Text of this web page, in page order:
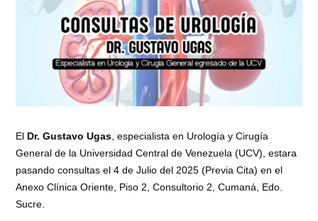
El Dr. Gustavo Ugas , especialista en Urología y Cirugía
General de la Universidad Central de Venezuela (UCV), estara
pasando consultas el 4 de Julio del 2025 (Previa Cita) en el
Anexo Clínica Oriente, Piso 2, Consultorio 2, Cumaná, Edo.
Sucre.